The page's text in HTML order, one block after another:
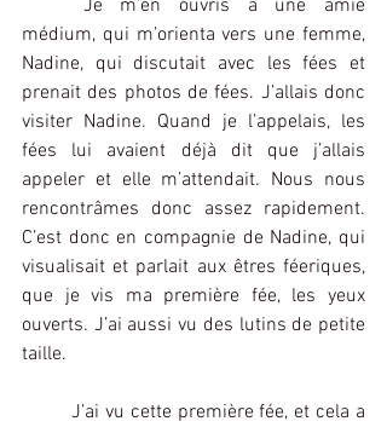
médium, qui m’orienta vers une femme,
Nadine, qui discutait avec les fées et
prenait des photos de fées. J’allais donc
visiter Nadine. Quand je l’appelais, les
fées lui avaient déjà dit que j’allais
appeler et elle m’attendait. Nous nous
rencontrâmes donc assez rapidement.
C’est donc en compagnie de Nadine, qui
visualisait et parlait aux êtres féeriques,
que je vis ma première fée, les yeux
ouverts. J’ai aussi vu des lutins de petite
taille.